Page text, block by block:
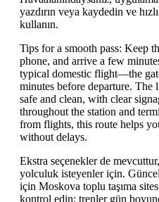
yazdırın veya kaydedin ve
kullanın.
Tips for a smooth pass: Keep
phone, and arrive a few
typical domestic flight—the
minutes before departure. The
safe and clean, with clear
throughout the station and
from flights, this route helps
without delays.
Ekstra seçenekler de
yolculuk isteyenler için.
için Moskova toplu taşıma
kontrol edin; trenler gün